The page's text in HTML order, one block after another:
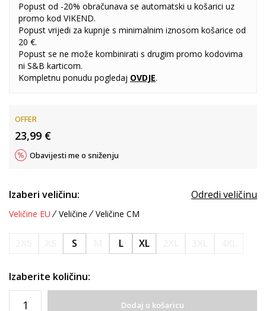
Popust od -20% obračunava se automatski u košarici uz
promo kod VIKEND.
Popust vrijedi za kupnje s minimalnim iznosom košarice od
20 €.
Popust se ne može kombinirati s drugim promo kodovima
ni S&B karticom.
Kompletnu ponudu pogledaj OVDJE.
OFFER
23,99 €
Obavijesti me o sniženju
Izaberi veličinu: Odredi veličinu
Veličine EU Veličine Veličine CM
S L XL
Izaberite količinu:
Dodaj u košaricu